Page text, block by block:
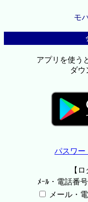
モ
アプリを使う
ダウ
パスワー
【
ﾒｰﾙ・電話番号
メール・